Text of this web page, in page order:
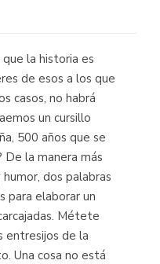
la historia es
de esos a los que
casos, no habrá
un cursillo
500 años que se
De la manera más
dos palabras
para elaborar un
Métete
entresijos de la
Una cosa no está